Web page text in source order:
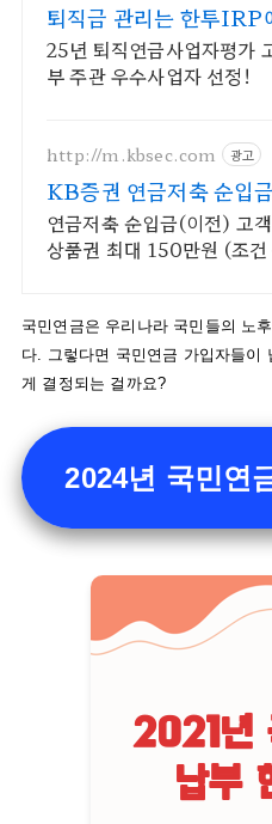
퇴직금 관리는 한투IRP
달 기대되는 연금 생활
25년 퇴직연금사업자평가
부 주관 우수사업자 선정!
http://m.kbsec.com 광고
KB증권 연금저축 순입
상품권 혜택
연금저축 순입금(이전) 고
상품권 최대 150만원 (조
충족 시)
국민연금은 우리나라 국민들의 노
다. 그렇다면 국민연금 가입자들이
게 결정되는 걸까요?
2024년 국민연